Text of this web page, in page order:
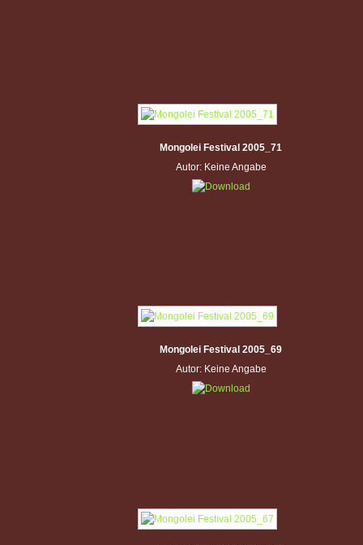
Mongolei Festival 2005_71
Autor: Keine Angabe
Mongolei Festival 2005_69
Autor: Keine Angabe